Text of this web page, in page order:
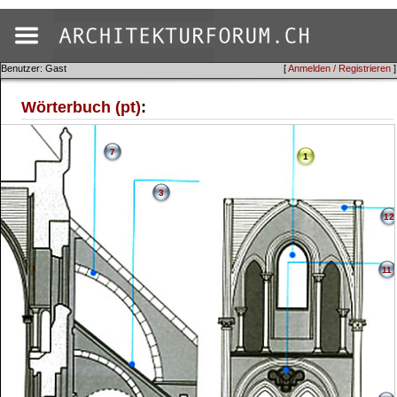
[Anmelden / Registrieren ]
Benutzer: Gast
Wörterbuch (pt):
1
3
7
11
12